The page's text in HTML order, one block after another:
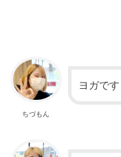
ちづもん
ヨガです